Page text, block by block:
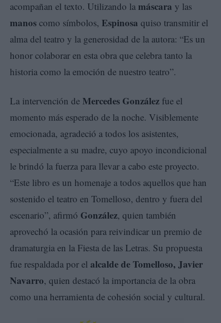
acompañan el texto. Utilizando la máscara y las
manos como símbolos, Espinosa quiso transmitir el
alma del teatro y la generosidad de la autora: “Es un
honor colaborar en esta obra que celebra tanto la
historia como la emoción de nuestro teatro”.
La intervención de Mercedes González fue el
momento más esperado de la noche. Visiblemente
emocionada, agradeció a todos los asistentes,
especialmente a su madre, cuyo apoyo incondicional
le brindó la fuerza para llevar a cabo este proyecto.
“Este libro es un homenaje a todos aquellos que han
sostenido el teatro en Tomelloso, dentro y fuera del
escenario”, afirmó González, quien también
aprovechó la ocasión para reivindicar un premio de
dramaturgia en la Fiesta de las Letras. Su propuesta
fue respaldada por el alcalde de Tomelloso, Javier
Navarro, quien destacó la importancia de la obra
como una herramienta de cohesión social y cultural.